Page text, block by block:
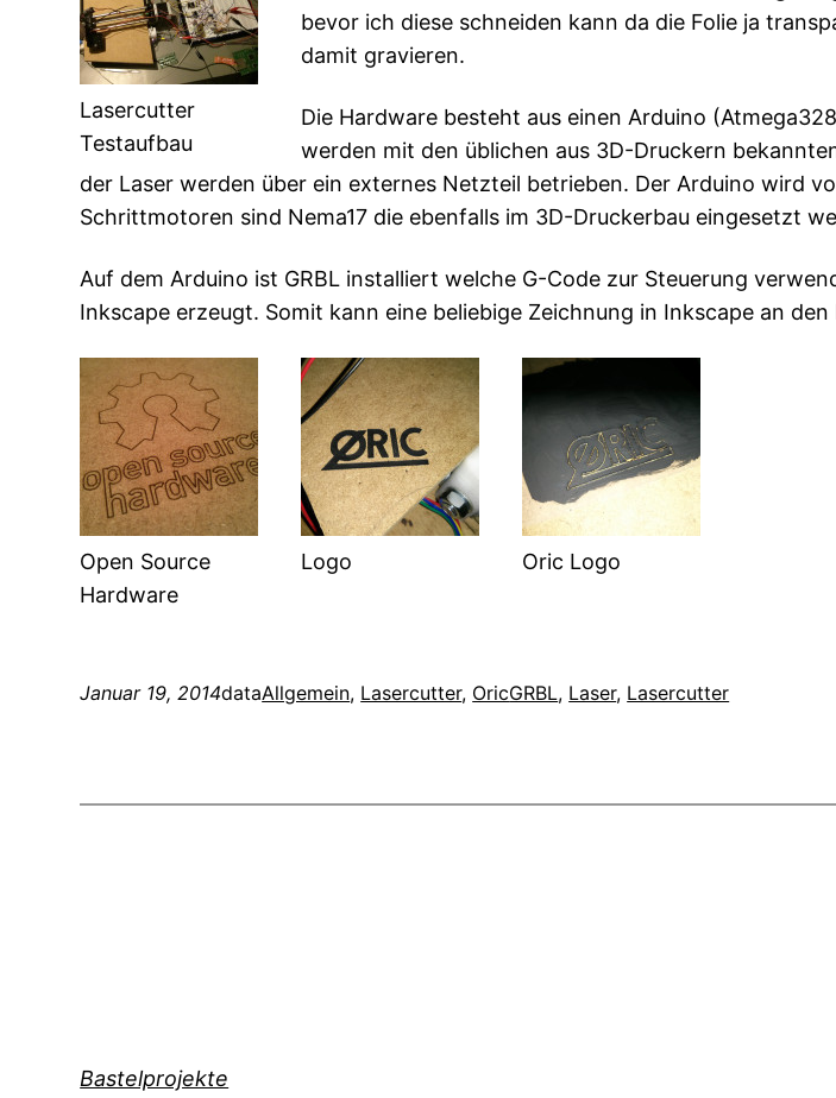
Lasercutter
Testaufbau
bevor ich diese schneiden kann da die Folie ja
damit gravieren.
Die Hardware besteht aus einen Arduino
werden mit den üblichen aus 3D-Druckern
der Laser werden über ein externes Netzteil betrieben. Der Arduino wird
Schrittmotoren sind Nema17 die ebenfalls im 3D-Druckerbau eingesetzt
Auf dem Arduino ist GRBL installiert welche G-Code zur Steuerung
Inkscape erzeugt. Somit kann eine beliebige Zeichnung in Inkscape an
Open Source
Hardware
Logo Oric Logo
Januar 19, 2014dataAllgemein, Lasercutter, OricGRBL, Laser, Lasercutter
Bastelprojekte